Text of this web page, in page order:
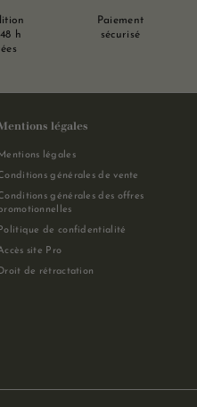
h
Paiement
sécurisé
légales
légales
générales de vente
générales des offres
de confidentialité
site Pro
de rétractation